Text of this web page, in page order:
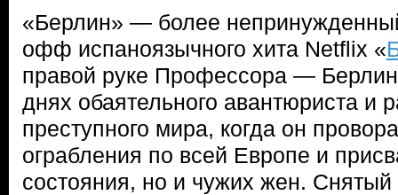
«Берлин» — более
офф испаноязычного хита Netflix «
правой руке Профессора —
днях обаятельного авантюриста и
преступного мира, когда он
ограбления по всей Европе и
состояния, но и чужих жен.